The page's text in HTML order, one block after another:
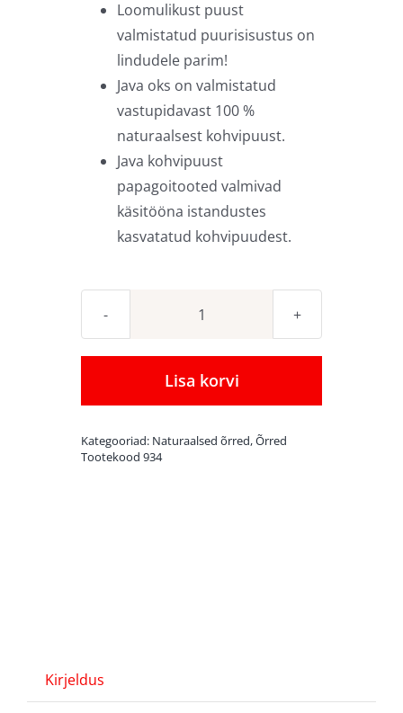
Loomulikust puust
valmistatud puurisisustus on
lindudele parim!
Java oks on valmistatud
vastupidavast 100 %
naturaalsest kohvipuust.
Java kohvipuust
papagoitooted valmivad
käsitööna istandustes
kasvatatud kohvipuudest.
Naturaalsest
õrs
Java
Medium
Lisa korvi
Kategooriad: Naturaalsed õrred,Õrred
Tootekood 934
Kirjeldus